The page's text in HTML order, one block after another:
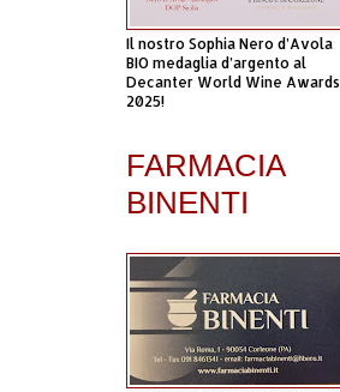
Il nostro Sophia Nero d’Avola
BIO medaglia d’argento al
Decanter World Wine Awards
2025!
FARMACIA
BINENTI